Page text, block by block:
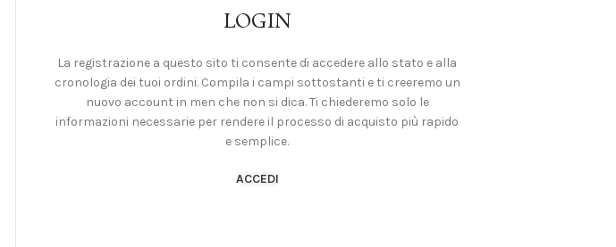
LOGIN
La registrazione a questo sito ti consente di accedere allo stato e alla
cronologia dei tuoi ordini. Compila i campi sottostanti e ti creeremo un
nuovo account in men che non si dica. Ti chiederemo solo le
informazioni necessarie per rendere il processo di acquisto più rapido
e semplice.
ACCEDI